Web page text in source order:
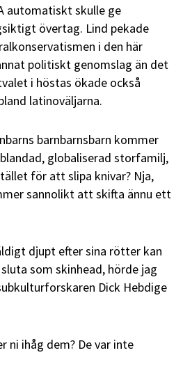
automatiskt skulle ge
övertag. Lind pekade
i den här
politiskt genomslag än det
i höstas ökade också
latinoväljarna.
barnbarnsbarn kommer
globaliserad storfamilj,
för att slipa knivar? Nja,
sannolikt att skifta ännu ett
djupt efter sina rötter kan
som skinhead, hörde jag
Dick Hebdige
ni ihåg dem? De var inte